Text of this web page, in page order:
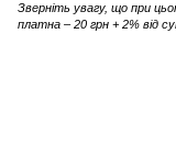
Зверніть увагу, що при
платна – 20 грн + 2% від